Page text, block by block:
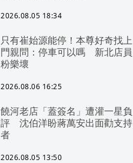
2026.08.05 18:34
只有崔始源能停！本尊好奇找上
門親問：停車可以嗎 新北店員
粉樂壞
2026.08.06 16:25
饒河老店「蓋簽名」遭灌一星負
評 沈伯洋盼蔣萬安出面勸支持
者
2026.08.05 13:50